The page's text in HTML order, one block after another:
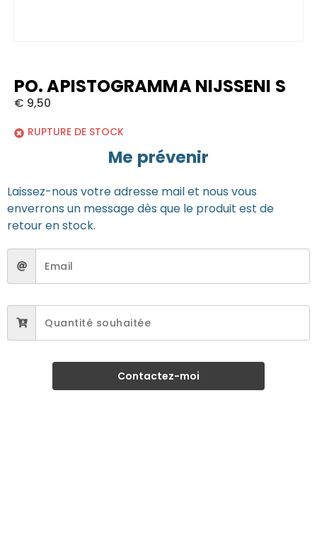
PO. APISTOGRAMMA NIJSSENI S
€ 9,50
RUPTURE DE STOCK
Me prévenir
Laissez-nous votre adresse mail et nous vous
enverrons un message dès que le produit est de
retour en stock.
Contactez-moi